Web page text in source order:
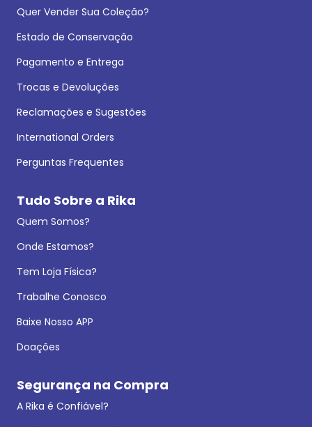
Quer Vender Sua Coleção?
Estado de Conservação
Pagamento e Entrega
Trocas e Devoluções
Reclamações e Sugestões
International Orders
Perguntas Frequentes
Tudo Sobre a Rika
Quem Somos?
Onde Estamos?
Tem Loja Física?
Trabalhe Conosco
Baixe Nosso APP
Doações
Segurança na Compra
A Rika é Confiável?